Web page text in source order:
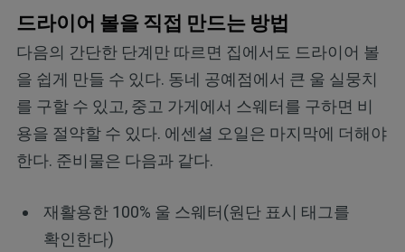
드라이어 볼을 직접 만드는 방법
다음의 간단한 단계만 따르면 집에서도 드라이어 볼
을 쉽게 만들 수 있다. 동네 공예점에서 큰 울 실뭉치
를 구할 수 있고, 중고 가게에서 스웨터를 구하면 비
용을 절약할 수 있다. 에센셜 오일은 마지막에 더해야
한다. 준비물은 다음과 같다.
재활용한 100% 울 스웨터(원단 표시 태그를
확인한다)